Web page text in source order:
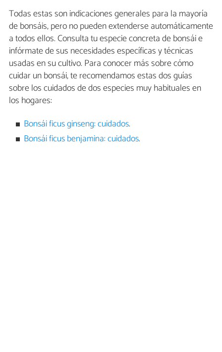
Todas estas son indicaciones generales para la mayoría
de bonsáis, pero no pueden extenderse automáticamente
a todos ellos. Consulta tu especie concreta de bonsái e
infórmate de sus necesidades específicas y técnicas
usadas en su cultivo. Para conocer más sobre cómo
cuidar un bonsái, te recomendamos estas dos guías
sobre los cuidados de dos especies muy habituales en
los hogares:
Bonsái ficus ginseng: cuidados.
Bonsái ficus benjamina: cuidados.